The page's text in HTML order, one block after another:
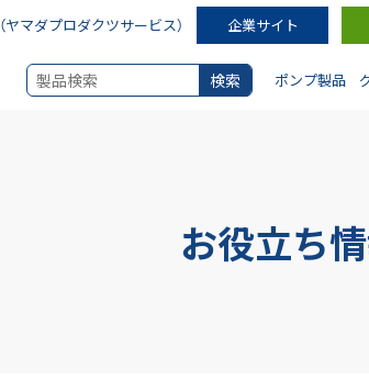
（ヤマダプロダクツサービス） 企業サイト
ポンプ製品
お役立ち